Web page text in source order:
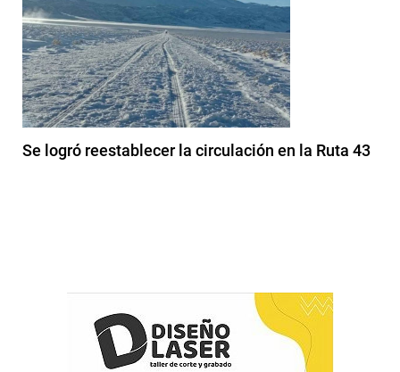
Se logró reestablecer la circulación en la Ruta 43